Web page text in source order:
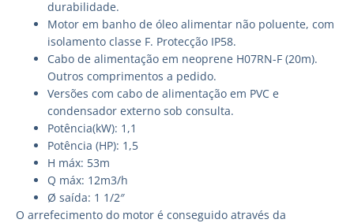
durabilidade.
Motor em banho de óleo alimentar não poluente, com
isolamento classe F. Protecção IP58.
Cabo de alimentação em neoprene H07RN-F (20m).
Outros comprimentos a pedido.
Versões com cabo de alimentação em PVC e
condensador externo sob consulta.
Potência(kW): 1,1
Potência (HP): 1,5
H máx: 53m
Q máx: 12m3/h
Ø saída: 1 1/2″
O arrefecimento do motor é conseguido através da